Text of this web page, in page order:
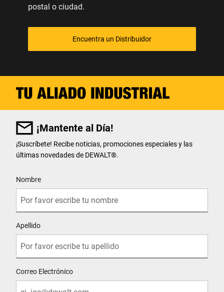
postal o ciudad.
Encuentra un Distribuidor
¡Mantente al Día!
¡Suscríbete! Recibe noticias, promociones especiales y las
últimas novedades de DEWALT®.
Nombre
Apellido
Correo Electrónico